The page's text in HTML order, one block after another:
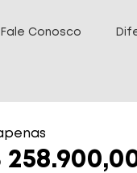
Fale Conosco